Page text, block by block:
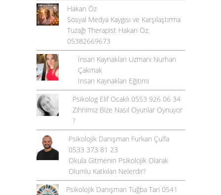
Hakan Öz
Sosyal Medya Kaygısı ve Karşılaştırma
Tuzağı Therapist Hakan Öz.
05382669673
İnsan Kaynakları Uzmanı Nurhan
Çakmak
İnsan Kaynakları Eğitimi
Psikolog Elif Ocaklı 0553 926 06 34
Zihnimiz Bize Nasıl Oyunlar Oynuyor
?
Psikolojik Danışman Furkan Çulfa
0533 373 81 23
Okula Gitmenin Psikolojik Olarak
Olumlu Katkıları Nelerdir?
Psikolojik Danışman Tuğba Tari 0541